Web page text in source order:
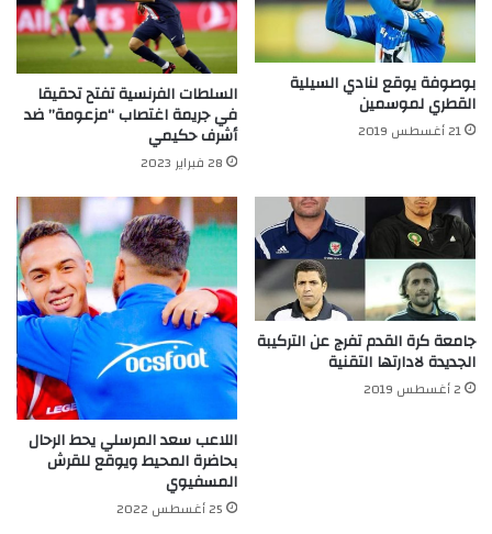
بوصوفة يوقع لنادي السيلية
القطري لموسمين
21 أغسطس 2019
السلطات الفرنسية تفتح تحقيقا
في جريمة اغتصاب “مزعومة” ضد
أشرف حكيمي
28 فبراير 2023
جامعة كرة القدم تفرج عن التركيبة
الجديدة لادارتها التقنية
2 أغسطس 2019
اللاعب سعد المرسلي يحط الرحال
بحاضرة المحيط ويوقع للقرش
المسفيوي
25 أغسطس 2022